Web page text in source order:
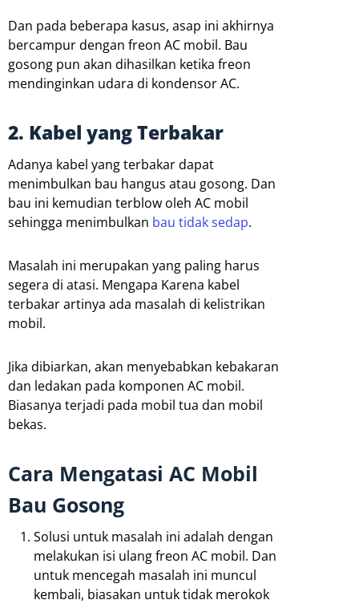
Dan pada beberapa kasus, asap ini akhirnya
bercampur dengan freon AC mobil. Bau
gosong pun akan dihasilkan ketika freon
mendinginkan udara di kondensor AC.
2. Kabel yang Terbakar
Adanya kabel yang terbakar dapat
menimbulkan bau hangus atau gosong. Dan
bau ini kemudian terblow oleh AC mobil
sehingga menimbulkan bau tidak sedap.
Masalah ini merupakan yang paling harus
segera di atasi. Mengapa Karena kabel
terbakar artinya ada masalah di kelistrikan
mobil.
Jika dibiarkan, akan menyebabkan kebakaran
dan ledakan pada komponen AC mobil.
Biasanya terjadi pada mobil tua dan mobil
bekas.
Cara Mengatasi AC Mobil
Bau Gosong
Solusi untuk masalah ini adalah dengan
melakukan isi ulang freon AC mobil. Dan
untuk mencegah masalah ini muncul
kembali, biasakan untuk tidak merokok